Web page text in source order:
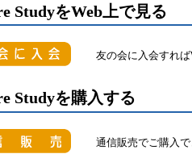
StudyをWeb上で見る
友の会に入会すれ
Study
通信販売でご購入